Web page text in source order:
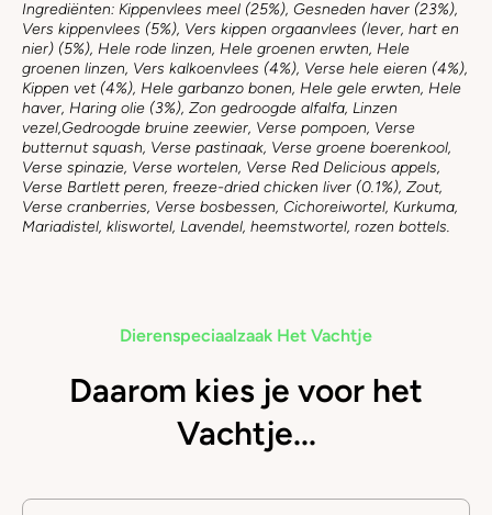
Ingrediënten: Kippenvlees meel (25%), Gesneden haver (23%),
Vers kippenvlees (5%), Vers kippen orgaanvlees (lever, hart en
nier) (5%), Hele rode linzen, Hele groenen erwten, Hele
groenen linzen, Vers kalkoenvlees (4%), Verse hele eieren (4%),
Kippen vet (4%), Hele garbanzo bonen, Hele gele erwten, Hele
haver, Haring olie (3%), Zon gedroogde alfalfa, Linzen
vezel,Gedroogde bruine zeewier, Verse pompoen, Verse
butternut squash, Verse pastinaak, Verse groene boerenkool,
Verse spinazie, Verse wortelen, Verse Red Delicious appels,
Verse Bartlett peren, freeze-dried chicken liver (0.1%), Zout,
Verse cranberries, Verse bosbessen, Cichoreiwortel, Kurkuma,
Mariadistel, kliswortel, Lavendel, heemstwortel, rozen bottels.
Dierenspeciaalzaak Het Vachtje
Daarom kies je voor het
Vachtje...